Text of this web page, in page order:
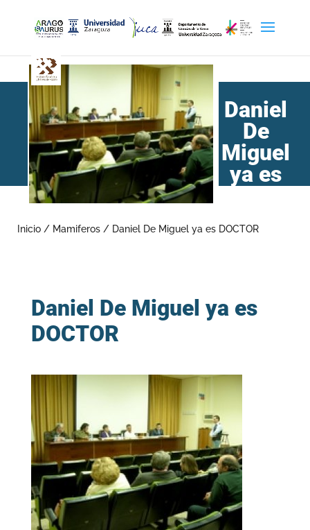
Daniel
De
Miguel
ya es
Inicio / Mamiferos / Daniel De Miguel ya es DOCTOR
Daniel De Miguel ya es
DOCTOR